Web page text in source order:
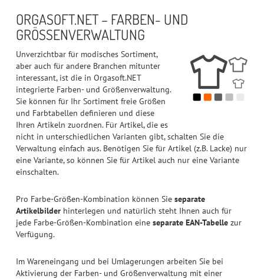
ORGASOFT.NET – FARBEN- UND
GRÖSSENVERWALTUNG
Unverzichtbar für modisches Sortiment,
aber auch für andere Branchen mitunter
interessant, ist die in Orgasoft.NET
integrierte Farben- und Größenverwaltung.
Sie können für Ihr Sortiment freie Größen
und Farbtabellen definieren und diese
Ihren Artikeln zuordnen. Für Artikel, die es
nicht in unterschiedlichen Varianten gibt, schalten Sie die
Verwaltung einfach aus. Benötigen Sie für Artikel (z.B. Lacke) nur
eine Variante, so können Sie für Artikel auch nur eine Variante
einschalten.
Pro Farbe-Größen-Kombination können Sie separate
Artikelbilderhinterlegen und natürlich steht Ihnen auch für
jede Farbe-Größen-Kombination eine separate EAN-Tabellezur
Verfügung.
Im Wareneingang und bei Umlagerungen arbeiten Sie bei
Aktivierung der Farben- und Größenverwaltung mit einer